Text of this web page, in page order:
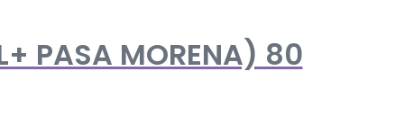
PASA MORENA) 80